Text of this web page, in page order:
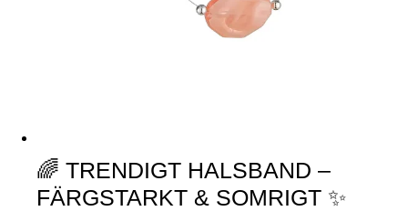
🌈 TRENDIGT HALSBAND –
FÄRGSTARKT & SOMRIGT ✨